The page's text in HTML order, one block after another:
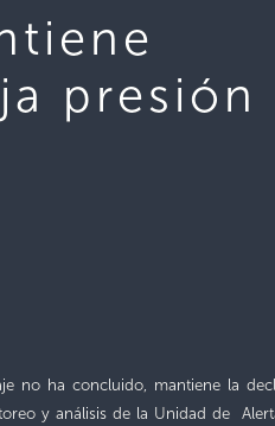
presión
no ha concluido, mantiene la
y análisis de la Unidad de